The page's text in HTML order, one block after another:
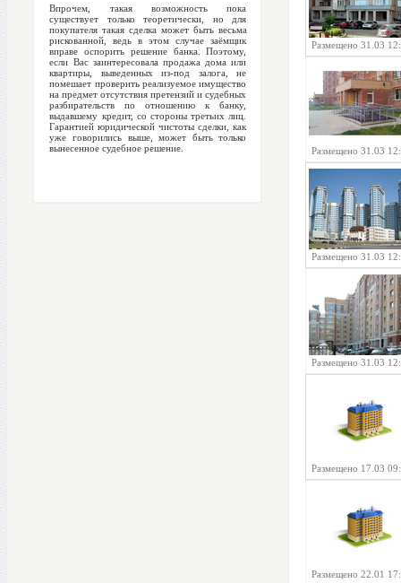
Впрочем, такая возможность пока
существует только теоретически, но для
покупателя такая сделка может быть весьма
рискованной, ведь в этом случае заёмщик
вправе оспорить решение банка. Поэтому,
если Вас заинтересовала продажа дома или
квартиры, выведенных из-под залога, не
помешает проверить реализуемое имущество
на предмет отсутствия претензий и судебных
разбирательств по отношению к банку,
выдавшему кредит, со стороны третьих лиц.
Гарантией юридической чистоты сделки, как
уже говорились выше, может быть только
вынесенное судебное решение.
Размещено 31.03
Размещено 31.03
Размещено 31.03
Размещено 31.03
Размещено 17.03
Размещено 22.01